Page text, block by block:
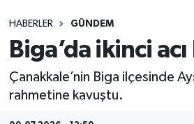
HABERLER GÜNDEM
Biga’da ikinci
Çanakkale’nin Biga ilçesinde
rahmetine kavuştu.
Belediye
Dünya
Eğitim
Tüm Manşetler
Son Dakika Haberleri
Haber Arşivi